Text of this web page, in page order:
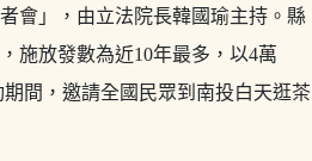
會」，由立法院長韓國瑜主持。縣
施放發數為近10年最多，以4萬
間，邀請全國民眾到南投白天逛茶